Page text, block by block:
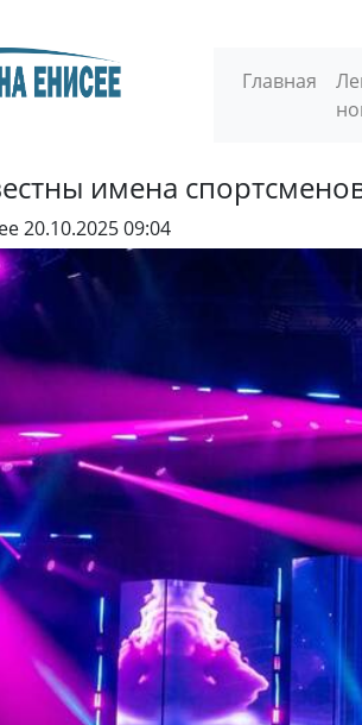
Главная
имена
20.10.2025 09:04